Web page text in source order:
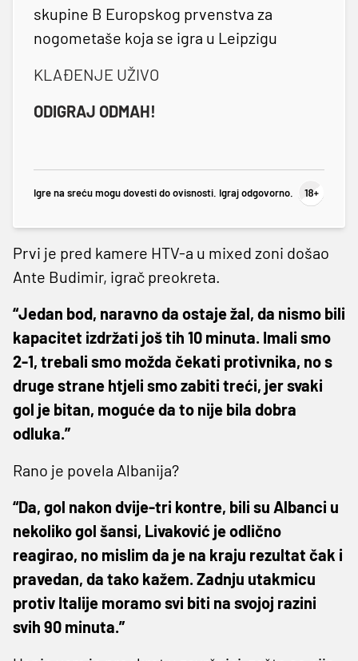
skupine B Europskog prvenstva za
nogometaše koja se igra u Leipzigu
KLAĐENJE UŽIVO
ODIGRAJ ODMAH!
Igre na sreću mogu dovesti do ovisnosti. Igraj odgovorno.
Prvi je pred kamere HTV-a u mixed zoni došao
Ante Budimir, igrač preokreta.
“Jedan bod, naravno da ostaje žal, da nismo bili
kapacitet izdržati još tih 10 minuta. Imali smo
2-1, trebali smo možda čekati protivnika, no s
druge strane htjeli smo zabiti treći, jer svaki
gol je bitan, moguće da to nije bila dobra
odluka.”
Rano je povela Albanija?
“Da, gol nakon dvije-tri kontre, bili su Albanci u
nekoliko gol šansi, Livaković je odlično
reagirao, no mislim da je na kraju rezultat čak i
pravedan, da tako kažem. Zadnju utakmicu
protiv Italije moramo svi biti na svojoj razini
svih 90 minuta.”